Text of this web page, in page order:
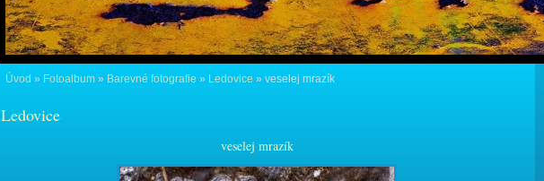
Úvod » Fotoalbum » Barevné fotografie » Ledovice » veselej mrazík
Ledovice
veselej mrazík